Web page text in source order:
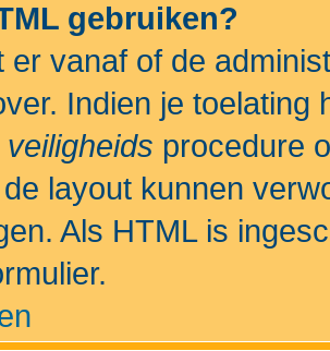
gebruiken?
er vanaf of de
Indien je
veiligheids procedure
layout kunnen
Als HTML is